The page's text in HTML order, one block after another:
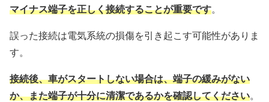
マイナス端子を正しく接続することが重要です。
誤った接続は電気系統の損傷を引き起こす可能性がありま
す。
接続後、車がスタートしない場合は、端子の緩みがない
か、また端子が十分に清潔であるかを確認してください。